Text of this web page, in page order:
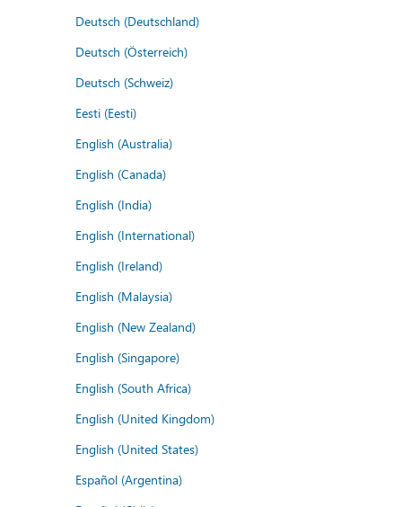
Deutsch (Deutschland)
Deutsch (Österreich)
Deutsch (Schweiz)
Eesti (Eesti)
English (Australia)
English (Canada)
English (India)
English (International)
English (Ireland)
English (Malaysia)
English (New Zealand)
English (Singapore)
English (South Africa)
English (United Kingdom)
English (United States)
Español (Argentina)